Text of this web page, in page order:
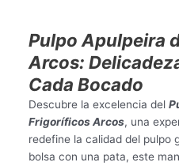
Pulpo Apulpeira
Arcos:
Cada Bocado
Descubre la excelencia del
Frigoríficos Arcos, una
redefine la calidad del pulpo
bolsa con una pata, este